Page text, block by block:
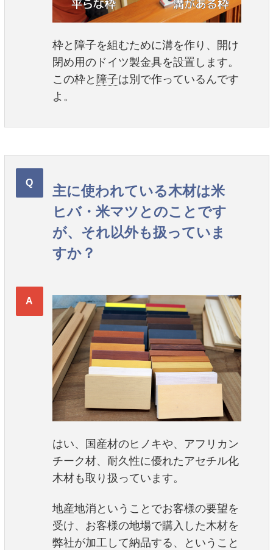
枠と障子を組むために溝を作り、開け
閉め用のドイツ製金具を設置します。
この枠と 障子は別で作っているんです
よ。
主に使われている木材は米
ヒバ・米マツとのことです
が、それ以外も扱っていま
すか？
はい、国産材のヒノキや、アフリカン
チーク材、耐久性に優れたアセチル化
木材も取り扱っています。
地産地消ということでお客様の要望を
受け、お客様の地場で購入した木材を
弊社が加工して納品する、ということ